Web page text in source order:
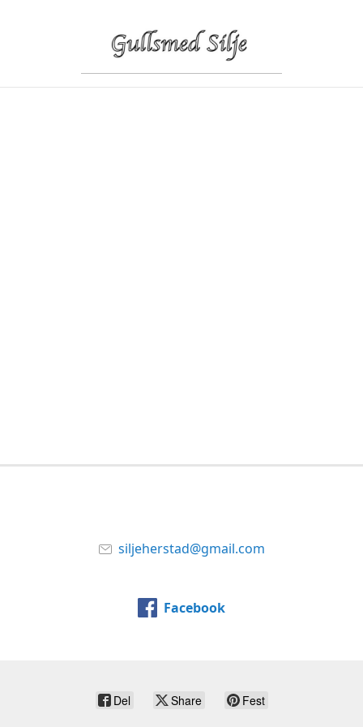
siljeherstad@gmail.com
Facebook
Del Share Fest